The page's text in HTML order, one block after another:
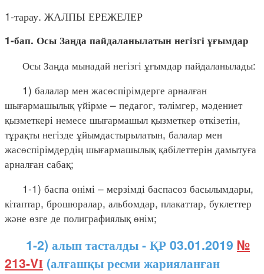
1-тарау. ЖАЛПЫ ЕРЕЖЕЛЕР
1-бап. Осы Заңда пайдаланылатын негізгі ұғымдар
Осы Заңда мынадай негізгі ұғымдар пайдаланылады:
1) балалар мен жасөспірімдерге арналған
шығармашылық үйірме – педагог, тәлімгер, мәдениет
қызметкері немесе шығармашыл қызметкер өткізетін,
тұрақты негізде ұйымдастырылатын, балалар мен
жасөспірімдердің шығармашылық қабілеттерін дамытуға
арналған сабақ;
1-1) баспа өнімі – мерзімді баспасөз басылымдары,
кітаптар, брошюралар, альбомдар, плакаттар, буклеттер
және өзге де полиграфиялық өнім;
1-2) алып тасталды - ҚР 03.01.2019 №
213-VІ (алғашқы ресми жарияланған